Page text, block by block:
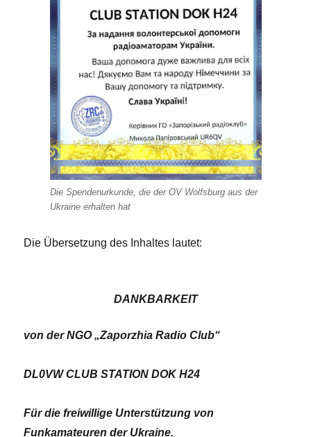
Die Spendenurkunde, die der OV Wolfsburg aus der
Ukraine erhalten hat
Die Übersetzung des Inhaltes lautet:
DANKBARKEIT
von der NGO „Zaporzhia Radio Club“
DL0VW CLUB STATION DOK H24
Für die freiwillige Unterstützung von
Funkamateuren der Ukraine.